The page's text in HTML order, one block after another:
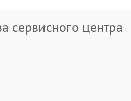
сервисного центра